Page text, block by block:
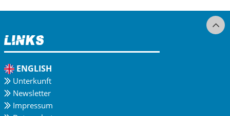
Links
ENGLISH
Unterkunft
Newsletter
Impressum